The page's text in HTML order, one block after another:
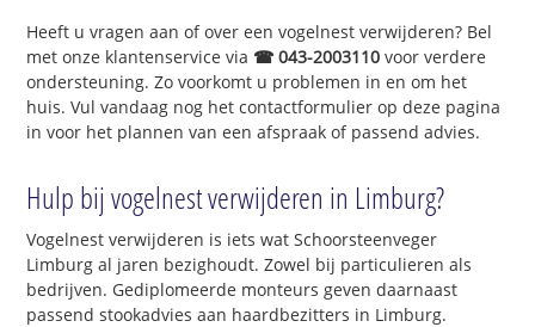
Heeft u vragen aan of over een vogelnest verwijderen? Bel
met onze klantenservice via ☎ 043-2003110 voor verdere
ondersteuning. Zo voorkomt u problemen in en om het
huis. Vul vandaag nog het contactformulier op deze pagina
in voor het plannen van een afspraak of passend advies.
Hulp bij vogelnest verwijderen in Limburg?
Vogelnest verwijderen is iets wat Schoorsteenveger
Limburg al jaren bezighoudt. Zowel bij particulieren als
bedrijven. Gediplomeerde monteurs geven daarnaast
passend stookadvies aan haardbezitters in Limburg.